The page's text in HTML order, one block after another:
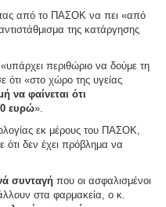
από το ΠΑΣΟΚ να πει «από
της κατάργησης
περιθώριο να δούμε τη
ότι «στο χώρο της υγείας
να φαίνεται ότι
ευρώ».
εκ μέρους του ΠΑΣΟΚ,
ότι δεν έχει πρόβλημα να
συνταγή που οι ασφαλισμένοι
στα φαρμακεία, ο κ.